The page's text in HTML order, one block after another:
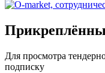
Для просмотра
подписку